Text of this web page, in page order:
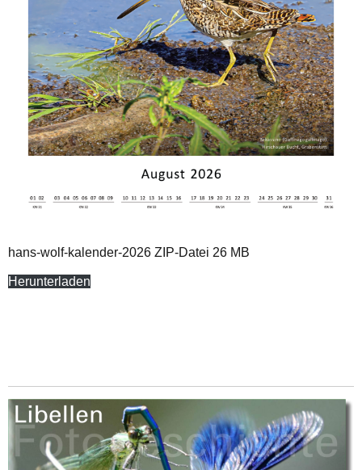
hans-wolf-kalender-2026 ZIP-Datei 26 MB
Herunterladen